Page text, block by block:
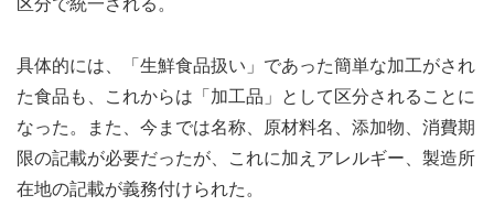
具体的には、「生鮮食品扱い」であった簡単な加工がされ
た食品も、これからは「加工品」として区分されることに
なった。また、今までは名称、原材料名、添加物、消費期
限の記載が必要だったが、これに加えアレルギー、製造所
在地の記載が義務付けられた。